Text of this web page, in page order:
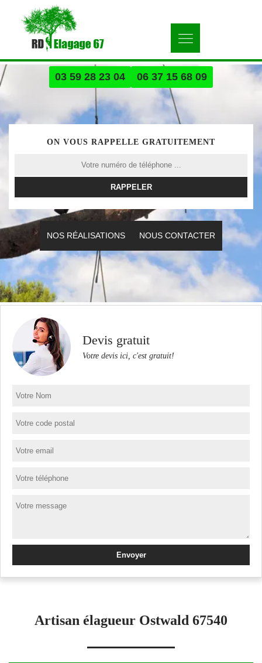
03 59 28 23 04 06 37 15 68 09
ON VOUS RAPPELLE GRATUITEMENT
NOS RÉALISATIONS NOUS CONTACTER
Devis gratuit
Votre devis ici, c'est gratuit!
Artisan élagueur Ostwald 67540